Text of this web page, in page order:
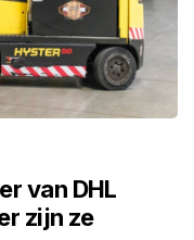
van DHL
zijn ze